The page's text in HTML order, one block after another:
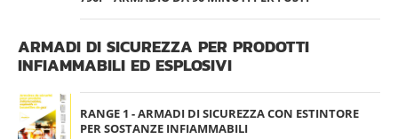
ARMADI DI SICUREZZA PER PRODOTTI
INFIAMMABILI ED ESPLOSIVI
RANGE 1 - ARMADI DI SICUREZZA CON ESTINTORE
PER SOSTANZE INFIAMMABILI